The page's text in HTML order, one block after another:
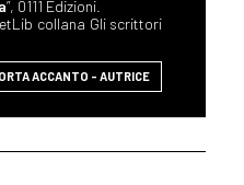
”, 0111 Edizioni.
collana Gli scrittori
ACCANTO - AUTRICE